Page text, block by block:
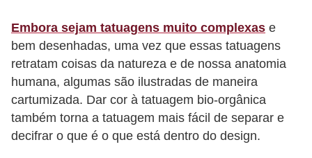
Embora sejam tatuagens muito complexas e
bem desenhadas, uma vez que essas tatuagens
retratam coisas da natureza e de nossa anatomia
humana, algumas são ilustradas de maneira
cartumizada. Dar cor à tatuagem bio-orgânica
também torna a tatuagem mais fácil de separar e
decifrar o que é o que está dentro do design.
a
E
x
e
r
c